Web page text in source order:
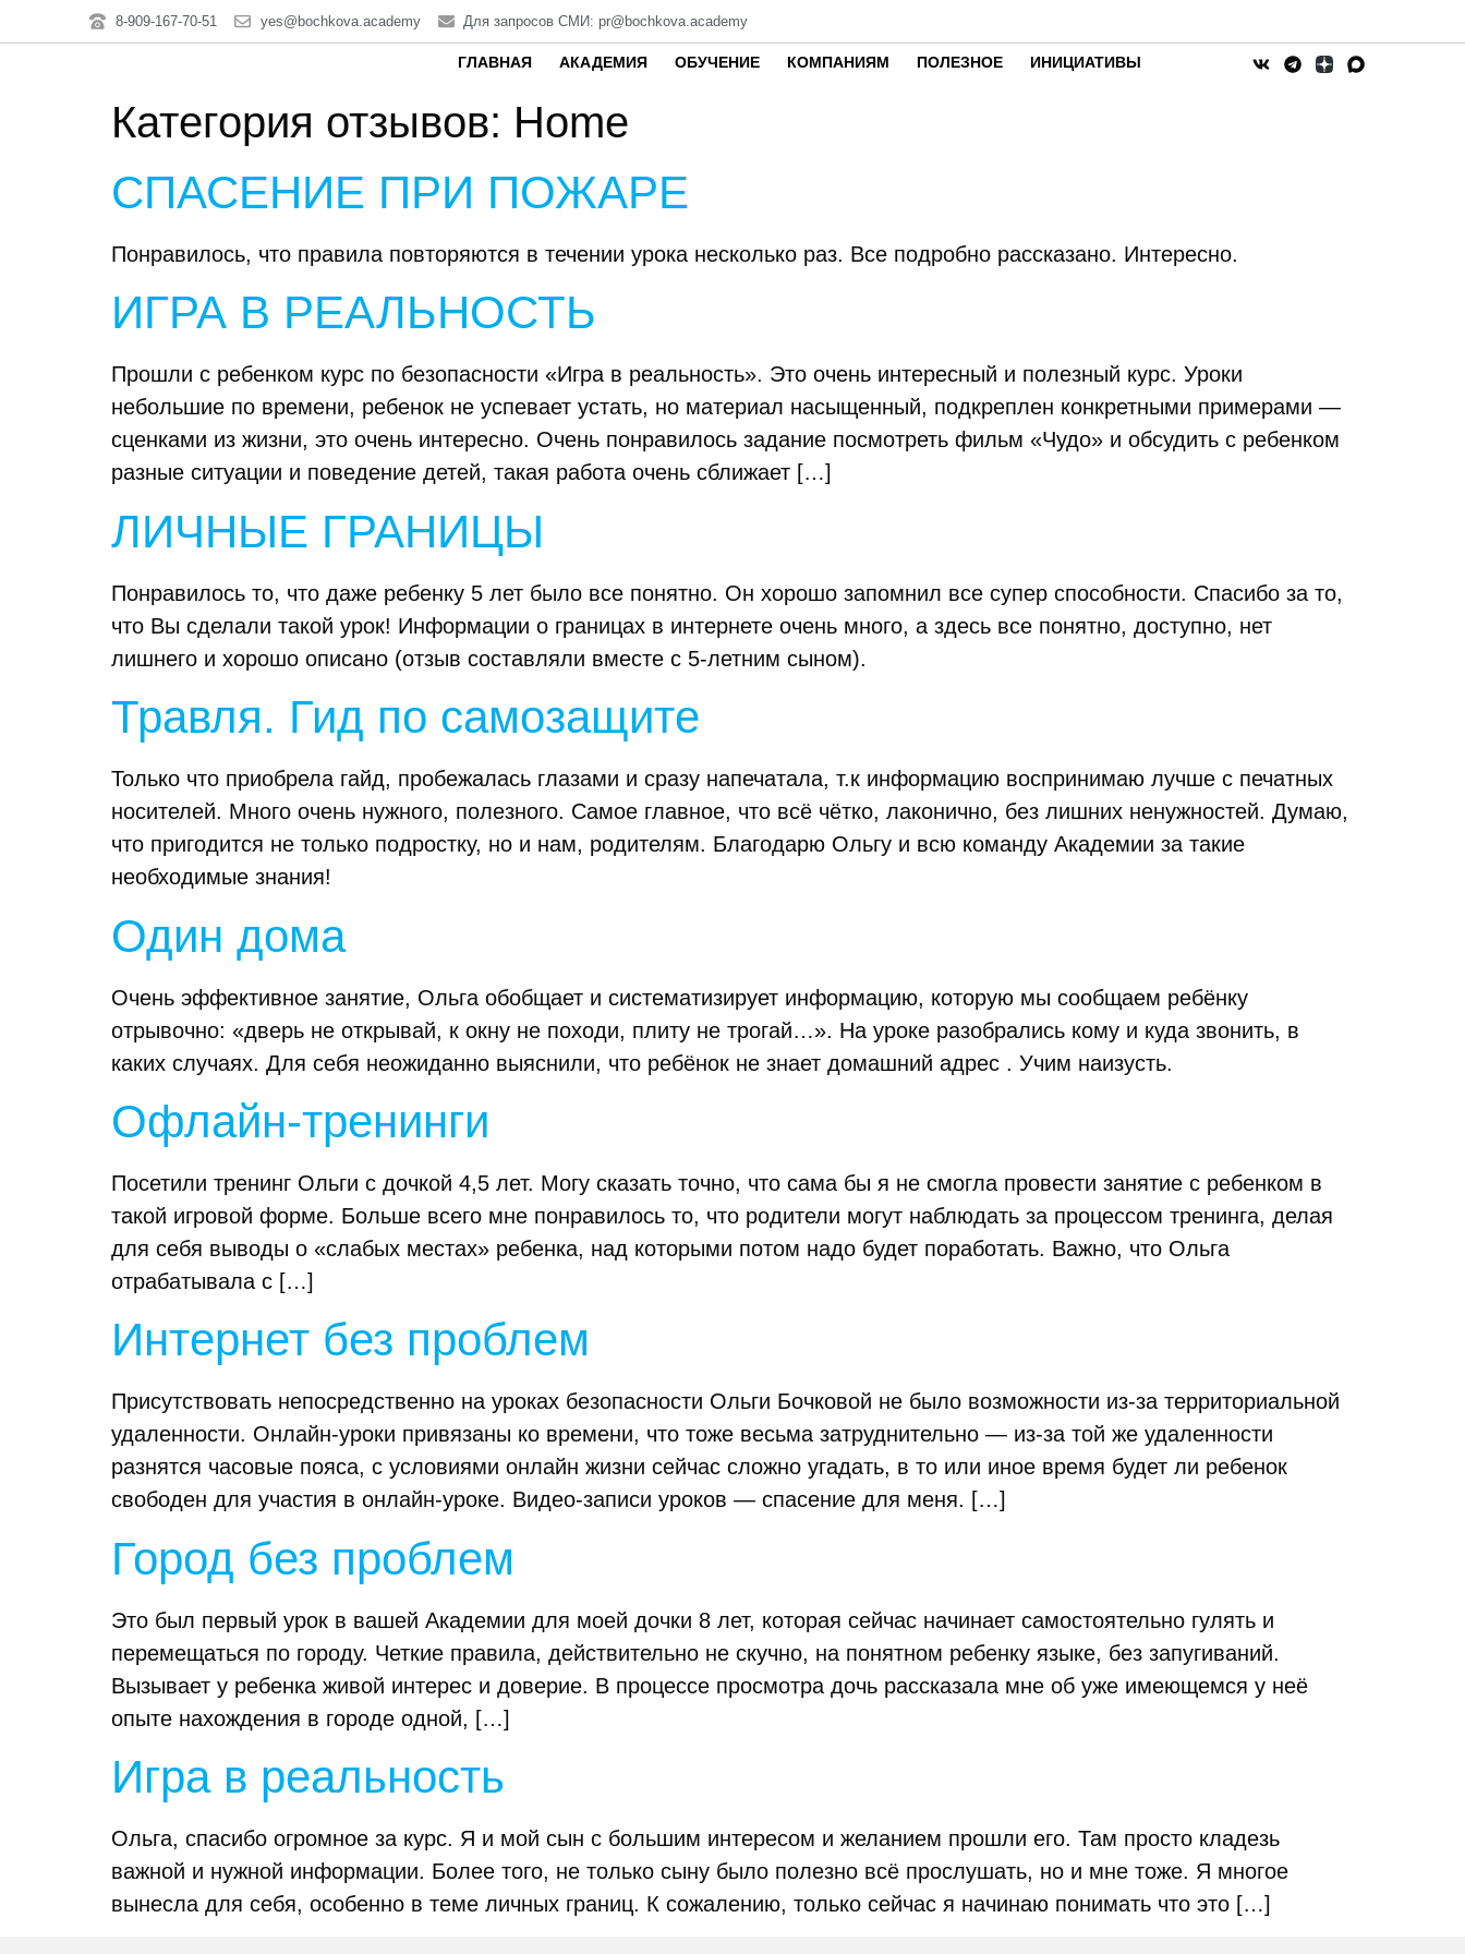
8-909-167-70-51 yes@bochkova.academy Для запросов СМИ: pr@bochkova.academy
ГЛАВНАЯ АКАДЕМИЯ ОБУЧЕНИЕ КОМПАНИЯМ ПОЛЕЗНОЕ ИНИЦИАТИВЫ
Категория отзывов: Home
СПАСЕНИЕ ПРИ ПОЖАРЕ
Понравилось, что правила повторяются в течении урока несколько раз. Все подробно рассказано. Интересно.
ИГРА В РЕАЛЬНОСТЬ
Прошли с ребенком курс по безопасности «Игра в реальность». Это очень интересный и полезный курс. Уроки
небольшие по времени, ребенок не успевает устать, но материал насыщенный, подкреплен конкретными примерами —
сценками из жизни, это очень интересно. Очень понравилось задание посмотреть фильм «Чудо» и обсудить с ребенком
разные ситуации и поведение детей, такая работа очень сближает […]
ЛИЧНЫЕ ГРАНИЦЫ
Понравилось то, что даже ребенку 5 лет было все понятно. Он хорошо запомнил все супер способности. Спасибо за то,
что Вы сделали такой урок! Информации о границах в интернете очень много, а здесь все понятно, доступно, нет
лишнего и хорошо описано (отзыв составляли вместе с 5-летним сыном).
Травля. Гид по самозащите
Только что приобрела гайд, пробежалась глазами и сразу напечатала, т.к информацию воспринимаю лучше с печатных
носителей. Много очень нужного, полезного. Самое главное, что всё чётко, лаконично, без лишних ненужностей. Думаю,
что пригодится не только подростку, но и нам, родителям. Благодарю Ольгу и всю команду Академии за такие
необходимые знания!
Один дома
Очень эффективное занятие, Ольга обобщает и систематизирует информацию, которую мы сообщаем ребёнку
отрывочно: «дверь не открывай, к окну не походи, плиту не трогай…». На уроке разобрались кому и куда звонить, в
каких случаях. Для себя неожиданно выяснили, что ребёнок не знает домашний адрес . Учим наизусть.
Офлайн-тренинги
Посетили тренинг Ольги с дочкой 4,5 лет. Могу сказать точно, что сама бы я не смогла провести занятие с ребенком в
такой игровой форме. Больше всего мне понравилось то, что родители могут наблюдать за процессом тренинга, делая
для себя выводы о «слабых местах» ребенка, над которыми потом надо будет поработать. Важно, что Ольга
отрабатывала с […]
Интернет без проблем
Присутствовать непосредственно на уроках безопасности Ольги Бочковой не было возможности из-за территориальной
удаленности. Онлайн-уроки привязаны ко времени, что тоже весьма затруднительно — из-за той же удаленности
разнятся часовые пояса, с условиями онлайн жизни сейчас сложно угадать, в то или иное время будет ли ребенок
свободен для участия в онлайн-уроке. Видео-записи уроков — спасение для меня. […]
Город без проблем
Это был первый урок в вашей Академии для моей дочки 8 лет, которая сейчас начинает самостоятельно гулять и
перемещаться по городу. Четкие правила, действительно не скучно, на понятном ребенку языке, без запугиваний.
Вызывает у ребенка живой интерес и доверие. В процессе просмотра дочь рассказала мне об уже имеющемся у неё
опыте нахождения в городе одной, […]
Игра в реальность
Ольга, спасибо огромное за курс. Я и мой сын с большим интересом и желанием прошли его. Там просто кладезь
важной и нужной информации. Более того, не только сыну было полезно всё прослушать, но и мне тоже. Я многое
вынесла для себя, особенно в теме личных границ. К сожалению, только сейчас я начинаю понимать что это […]